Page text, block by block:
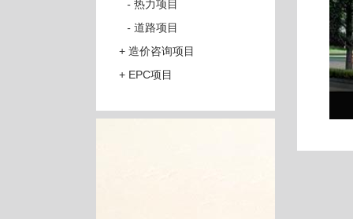
-热力项目
-道路项目
+造价咨询项目
+EPC项目